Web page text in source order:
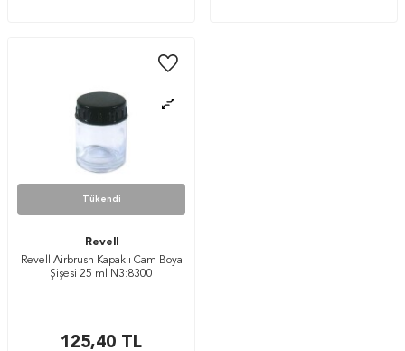
Tükendi
Revell
Revell Airbrush Kapaklı Cam Boya
Şişesi 25 ml N3:8300
125,40 TL